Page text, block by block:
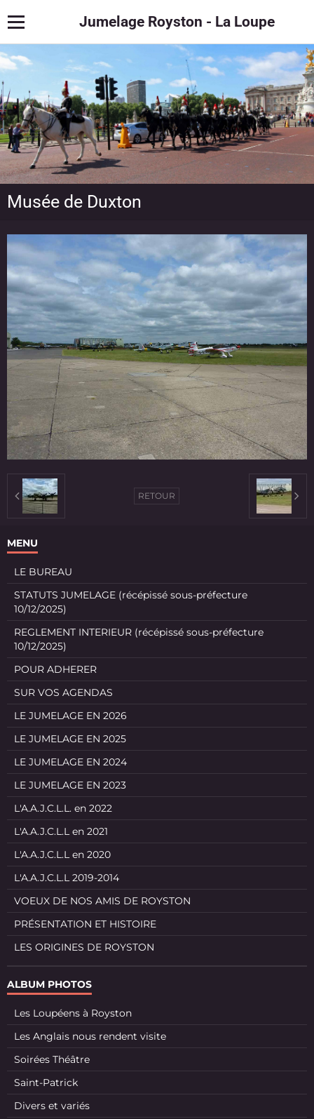
Jumelage Royston - La Loupe
Musée de Duxton
RETOUR
MENU
LE BUREAU
STATUTS JUMELAGE (récépissé sous-préfecture
10/12/2025)
REGLEMENT INTERIEUR (récépissé sous-préfecture
10/12/2025)
POUR ADHERER
SUR VOS AGENDAS
LE JUMELAGE EN 2026
LE JUMELAGE EN 2025
LE JUMELAGE EN 2024
LE JUMELAGE EN 2023
L'A.A.J.C.L.L. en 2022
L'A.A.J.C.L.L en 2021
L'A.A.J.C.L.L en 2020
L'A.A.J.C.L.L 2019-2014
VOEUX DE NOS AMIS DE ROYSTON
PRÉSENTATION ET HISTOIRE
LES ORIGINES DE ROYSTON
ALBUM PHOTOS
Les Loupéens à Royston
Les Anglais nous rendent visite
Soirées Théâtre
Saint-Patrick
Divers et variés